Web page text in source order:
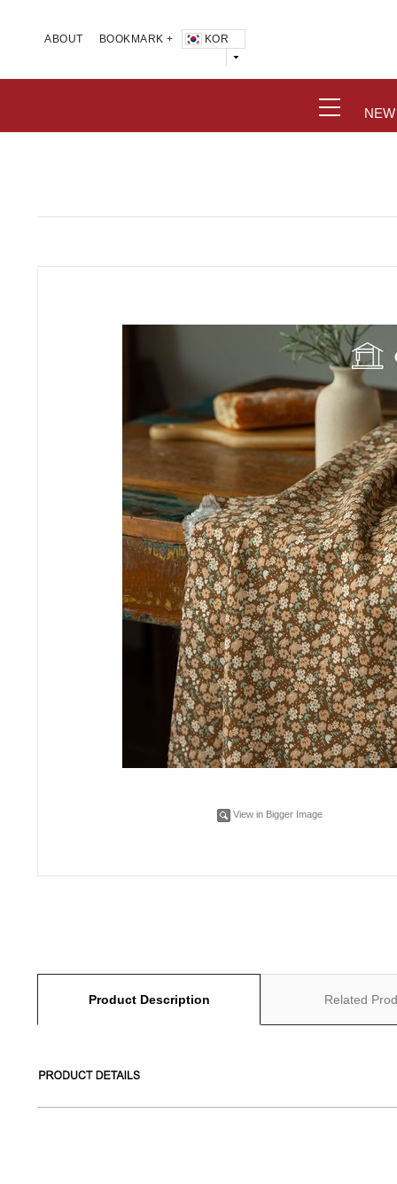
ABOUT BOOKMARK + KOR
NEW
View in Bigger Image
Product Description Related